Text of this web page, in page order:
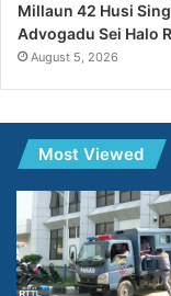
Millaun 42 Husi
Advogadu Sei Halo
August 5, 2026
Most Viewed